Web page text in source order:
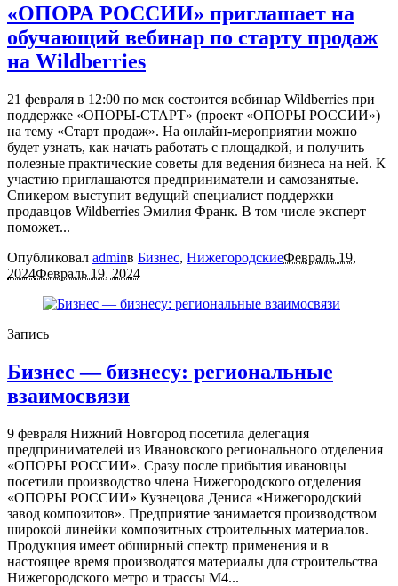
«ОПОРА РОССИИ» приглашает на
обучающий вебинар по старту продаж
на Wildberries
21 февраля в 12:00 по мск состоится вебинар Wildberries при
поддержке «ОПОРЫ-СТАРТ» (проект «ОПОРЫ РОССИИ»)
на тему «Старт продаж». На онлайн-мероприятии можно
будет узнать, как начать работать с площадкой, и получить
полезные практические советы для ведения бизнеса на ней. К
участию приглашаются предприниматели и самозанятые.
Спикером выступит ведущий специалист поддержки
продавцов Wildberries Эмилия Франк. В том числе эксперт
поможет...
Опубликовал adminв Бизнес, НижегородскиеФевраль 19,
2024Февраль 19, 2024
Запись
Бизнес — бизнесу: региональные
взаимосвязи
9 февраля Нижний Новгород посетила делегация
предпринимателей из Ивановского регионального отделения
«ОПОРЫ РОССИИ». Сразу после прибытия ивановцы
посетили производство члена Нижегородского отделения
«ОПОРЫ РОССИИ» Кузнецова Дениса «Нижегородский
завод композитов». Предприятие занимается производством
широкой линейки композитных строительных материалов.
Продукция имеет обширный спектр применения и в
настоящее время производятся материалы для строительства
Нижегородского метро и трассы М4...